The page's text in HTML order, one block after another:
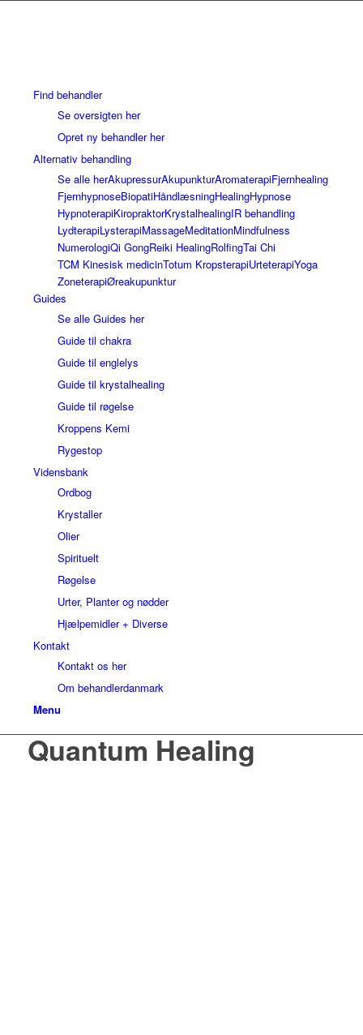
Find behandler
Se oversigten her
Opret ny behandler her
Alternativ behandling
Se alle herAkupressurAkupunkturAromaterapiFjernhealing
FjernhypnoseBiopatiHåndlæsningHealingHypnose
HypnoterapiKiropraktorKrystalhealingIR behandling
LydterapiLysterapiMassageMeditationMindfulness
NumerologiQi GongReiki HealingRolfingTai Chi
TCM Kinesisk medicinTotum KropsterapiUrteterapiYoga
ZoneterapiØreakupunktur
Guides
Se alle Guides her
Guide til chakra
Guide til englelys
Guide til krystalhealing
Guide til røgelse
Kroppens Kemi
Rygestop
Vidensbank
Ordbog
Krystaller
Olier
Spirituelt
Røgelse
Urter, Planter og nødder
Hjælpemidler + Diverse
Kontakt
Kontakt os her
Om behandlerdanmark
Menu
Quantum Healing